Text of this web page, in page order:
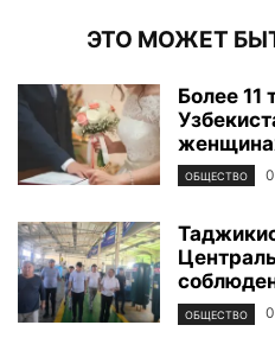
ЭТО МОЖЕТ
Более 11
ОБЩЕСТВО
ОБЩЕСТВО